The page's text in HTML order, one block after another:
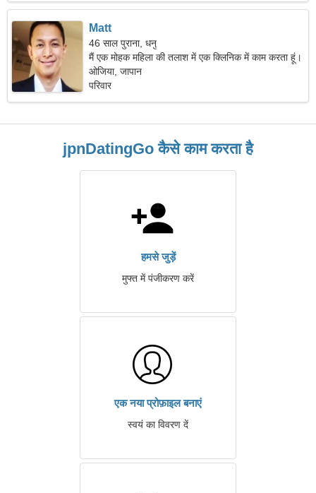
Matt
46 साल पुराना, धनु
मैं एक मोहक महिला की तलाश में एक क्लिनिक में काम करता हूं।
ओजिया, जापान
परिवार
jpnDatingGo कैसे काम करता है
हमसे जुड़ें
मुफ्त में पंजीकरण करें
एक नया प्रोफ़ाइल बनाएं
स्वयं का विवरण दें